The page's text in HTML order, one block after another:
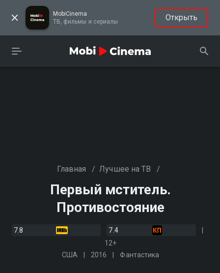
MobiCinema
ТВ, фильмы и сериалы
Открыть
Главная / Лучшее на ТВ /
Первый мститель.
Противостояние
7.8
7.4
12+
США
2016 Фантастика